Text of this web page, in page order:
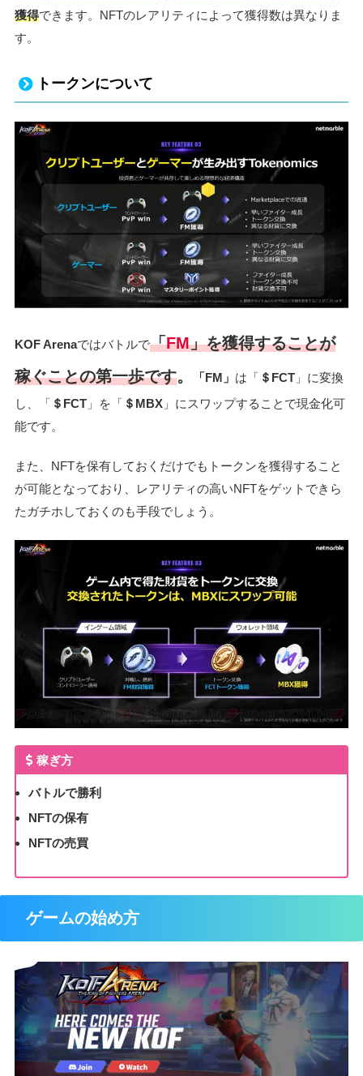
獲得できます。NFTのレアリティによって獲得数は異なりま
す。
トークンについて
KOF Arenaではバトルで「FM」を獲得することが
稼ぐことの第一歩です。 「FM」 は「 ＄FCT 」に変換
し、「 ＄FCT 」を「 ＄MBX 」にスワップすることで現金化可
能です。
また、NFTを保有しておくだけでもトークンを獲得すること
が可能となっており、レアリティの高いNFTをゲットできら
たガチホしておくのも手段でしょう。
稼ぎ方
バトルで勝利
NFTの保有
NFTの売買
ゲームの始め方